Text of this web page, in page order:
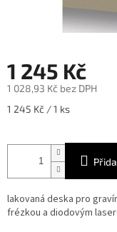
1 245 Kč
1 028,93 Kč bez DPH
Měrná
1 245 Kč / 1 ks
lakovaná deska pro
frézkou a diodovým